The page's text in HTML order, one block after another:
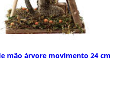
mão árvore movimento 24 cm